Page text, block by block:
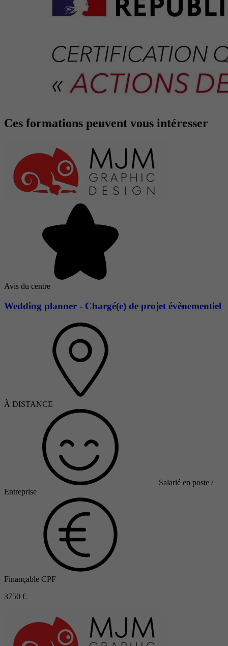
Ces formations peuvent vous intéresser
Avis du centre
Wedding planner - Chargé(e) de projet évènementiel
À DISTANCE
Salarié en poste /
Entreprise
Finançable CPF
3750 €